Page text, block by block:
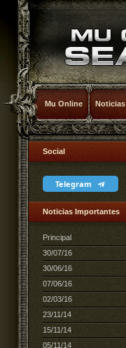
Mu Online Noticias
Social
Telegram
Noticias Importantes
Principal
30/07/16
30/06/16
07/06/16
02/03/16
23/11/14
15/11/14
05/11/14